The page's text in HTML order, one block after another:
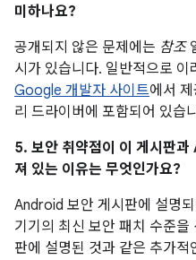
미하나요?
공개되지 않은 문제에는 참조
시가 있습니다. 일반적으로
Google 개발자 사이트에서
리 드라이버에 포함되어 있습
5. 보안 취약점이 이 게시판
져 있는 이유는 무엇인가요?
Android 보안 게시판에 설명
기기의 최신 보안 패치 수준을
판에 설명된 것과 같은 추가